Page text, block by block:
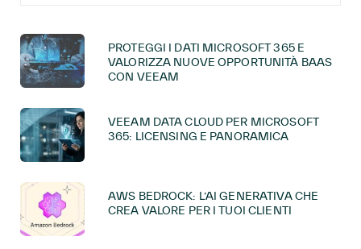
PROTEGGI I DATI MICROSOFT 365 E
VALORIZZA NUOVE OPPORTUNITÀ BAAS
CON VEEAM
VEEAM DATA CLOUD PER MICROSOFT
365: LICENSING E PANORAMICA
AWS BEDROCK: L’AI GENERATIVA CHE
CREA VALORE PER I TUOI CLIENTI